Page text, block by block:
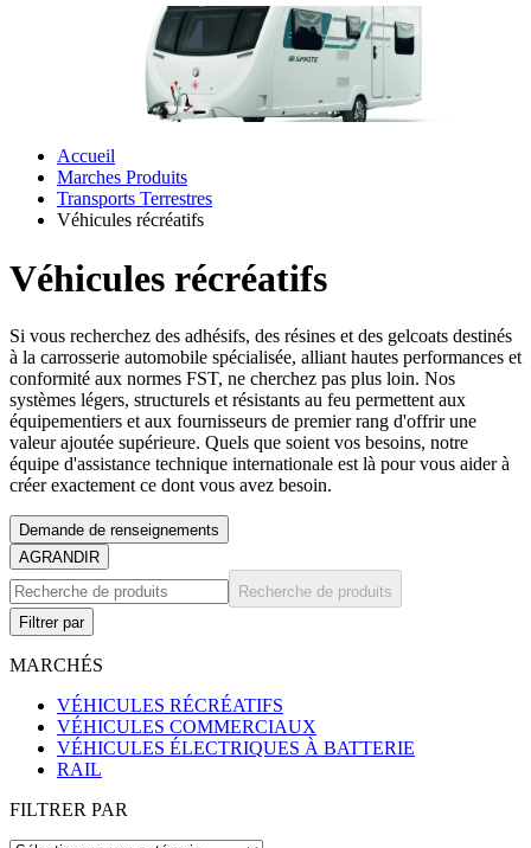
Accueil
Marches Produits
Transports Terrestres
Véhicules récréatifs
Véhicules récréatifs
Si vous recherchez des adhésifs, des résines et des gelcoats destinés
à la carrosserie automobile spécialisée, alliant hautes performances et
conformité aux normes FST, ne cherchez pas plus loin. Nos
systèmes légers, structurels et résistants au feu permettent aux
équipementiers et aux fournisseurs de premier rang d'offrir une
valeur ajoutée supérieure. Quels que soient vos besoins, notre
équipe d'assistance technique internationale est là pour vous aider à
créer exactement ce dont vous avez besoin.
Demande de renseignements
AGRANDIR
Recherche de produits
Filtrer par
MARCHÉS
VÉHICULES RÉCRÉATIFS
VÉHICULES COMMERCIAUX
VÉHICULES ÉLECTRIQUES À BATTERIE
RAIL
FILTRER PAR